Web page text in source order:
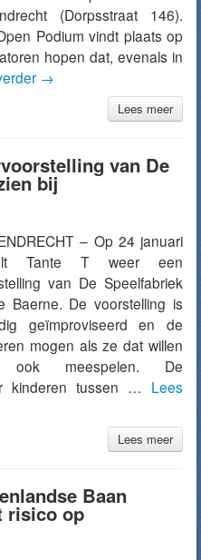
(Dorpsstraat 146).
Podium vindt plaats op
hopen dat, evenals in
→
Lees meer
van De
bij
– Op 24 januari
Tante T weer een
van De Speelfabriek
Baerne. De voorstelling is
geïmproviseerd en de
mogen als ze dat willen
ook meespelen. De
kinderen tussen … Lees
Lees meer
Baan
risico op